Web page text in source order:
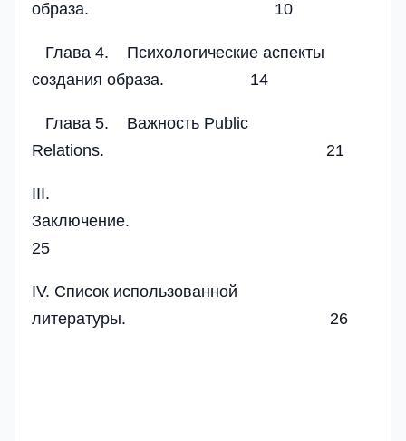
образа. 10
Глава 4. Психологические аспекты
создания образа. 14
Глава 5. Важность Public
Relations. 21
III.
25
IV. Список использованной
литературы. 26